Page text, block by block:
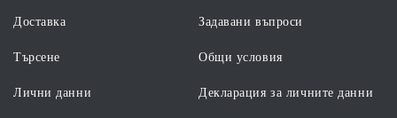
Доставка
Търсене
Задавани въпроси
Общи условия
Лични данни Декларация за личните данни